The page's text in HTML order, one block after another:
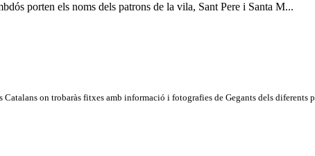
porten els noms dels patrons de la vila, Sant Pere i Santa M...
on trobaràs fitxes amb informació i fotografies de Gegants dels diferents